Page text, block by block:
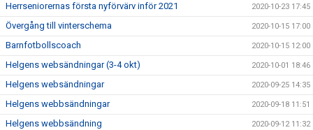
Herrseniorernas första nyförvärv inför 2021 2020-10-23 17:45
Övergång till vinterschema 2020-10-15 17:00
Barnfotbollscoach 2020-10-15 12:00
Helgens websändningar (3-4 okt) 2020-10-01 18:46
Helgens websändningar 2020-09-25 14:35
Helgens webbsändningar 2020-09-18 11:51
Helgens webbsändning 2020-09-12 11:32